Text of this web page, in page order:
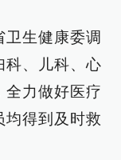
生健康委调
科、儿科、心
全力做好医疗
均得到及时救